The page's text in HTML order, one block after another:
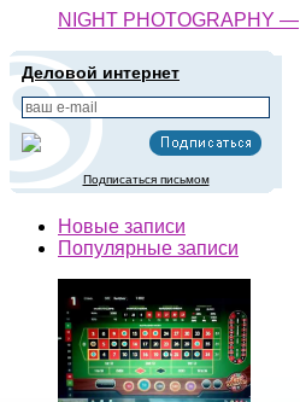
NIGHT PHOTOGRAPHY —
Деловой интернет
Подписаться письмом
Новые записи
Популярные записи